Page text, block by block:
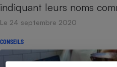
indiquant leurs noms
Le 24 septembre 2020
CONSEILS